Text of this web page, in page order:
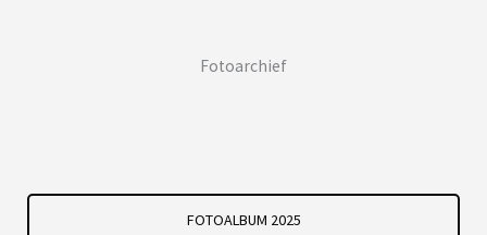
Fotoarchief
FOTOALBUM 2025